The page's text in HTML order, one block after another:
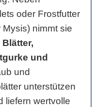
oder Frostfutter
Mysis) nimmt sie
und
und
unterstützen
liefern wertvolle